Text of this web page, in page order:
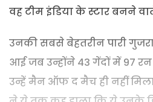
वह टीम इंडिया के स्टार बनने
उनकी सबसे बेहतरीन पारी
आई जब उन्होंने 43 गेंदों में 97
उन्हें मैन ऑफ द मैच ही नहीं